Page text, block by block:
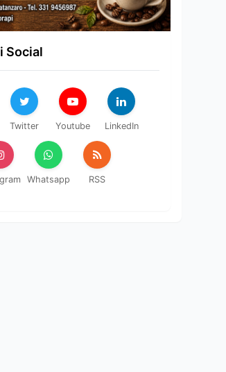
Social
Twitter Youtube LinkedIn
Whatsapp RSS